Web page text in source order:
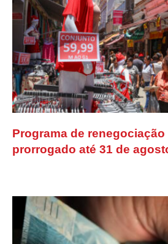
Programa de
prorrogado até 31 de